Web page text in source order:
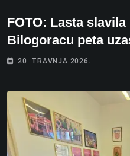
FOTO: Lasta
Bilogoracu peta
20. TRAVNJA 2026.